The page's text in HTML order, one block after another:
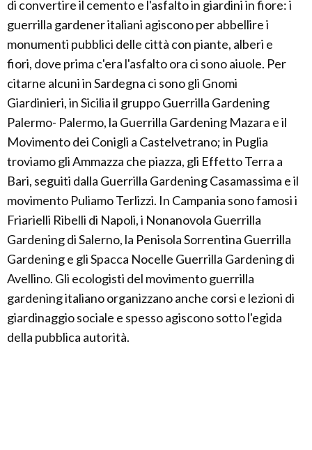
di convertire il cemento e l'asfalto in giardini in fiore: i
guerrilla gardener italiani agiscono per abbellire i
monumenti pubblici delle città con piante, alberi e
fiori, dove prima c'era l'asfalto ora ci sono aiuole. Per
citarne alcuni in Sardegna ci sono gli Gnomi
Giardinieri, in Sicilia il gruppo Guerrilla Gardening
Palermo- Palermo, la Guerrilla Gardening Mazara e il
Movimento dei Conigli a Castelvetrano; in Puglia
troviamo gli Ammazza che piazza, gli Effetto Terra a
Bari, seguiti dalla Guerrilla Gardening Casamassima e il
movimento Puliamo Terlizzi. In Campania sono famosi i
Friarielli Ribelli di Napoli, i Nonanovola Guerrilla
Gardening di Salerno, la Penisola Sorrentina Guerrilla
Gardening e gli Spacca Nocelle Guerrilla Gardening di
Avellino. Gli ecologisti del movimento guerrilla
gardening italiano organizzano anche corsi e lezioni di
giardinaggio sociale e spesso agiscono sotto l'egida
della pubblica autorità.